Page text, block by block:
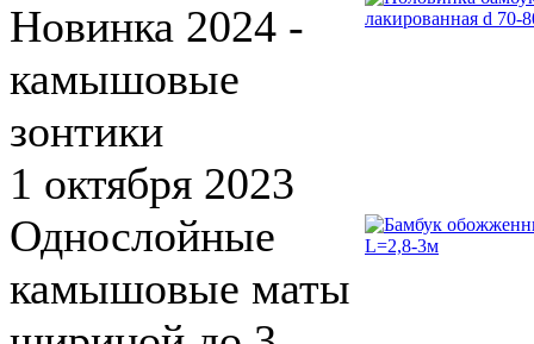
Новинка 2024 -
камышовые
зонтики
1 октября 2023
Однослойные
камышовые маты